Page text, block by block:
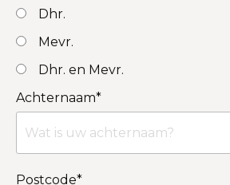
Dhr.
Mevr.
Dhr. en Mevr.
Achternaam*
Postcode*